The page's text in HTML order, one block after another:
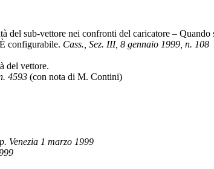
del sub-vettore nei confronti del caricatore – Quando
configurabile. Cass., Sez. III, 8 gennaio 1999, n. 108
del vettore.
4593 (con nota di M. Contini)
Venezia 1 marzo 1999